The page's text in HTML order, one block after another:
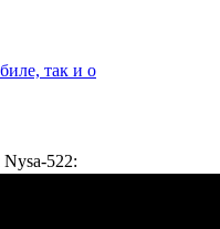
так и о
522: